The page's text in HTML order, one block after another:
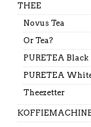
THEE
Novus Tea
Or Tea?
PURETEA Black
PURETEA
Theezetter